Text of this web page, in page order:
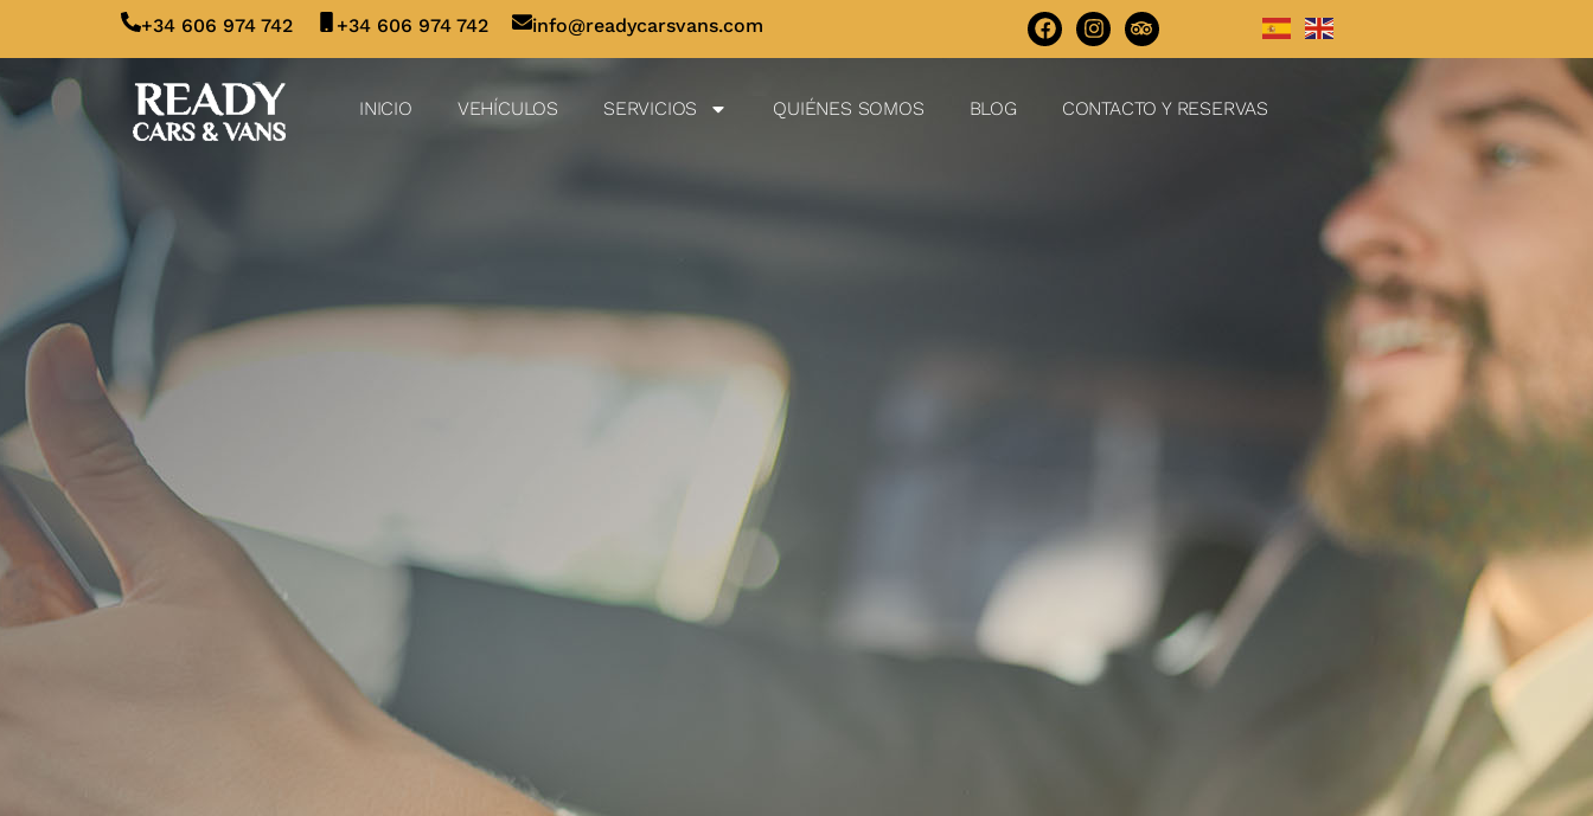
+34 606 974 742 +34 606 974 742 info@readycarsvans.com
INICIO VEHÍCULOS SERVICIOS QUIÉNES SOMOS BLOG CONTACTO Y RESERVAS